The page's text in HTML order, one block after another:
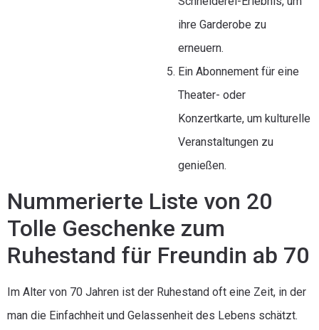
ihre Garderobe zu
erneuern.
Ein Abonnement für eine
Theater- oder
Konzertkarte, um kulturelle
Veranstaltungen zu
genießen.
Nummerierte Liste von 20
Tolle Geschenke zum
Ruhestand für Freundin ab 70
Im Alter von 70 Jahren ist der Ruhestand oft eine Zeit, in der
man die Einfachheit und Gelassenheit des Lebens schätzt.